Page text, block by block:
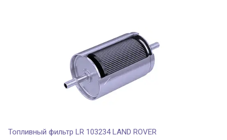
Топливный фильтр LR 103234 LAND ROVER